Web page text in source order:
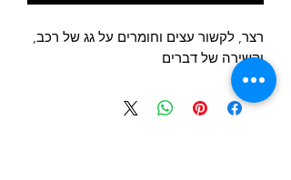
רצר, לקשור עצים וחומרים על גג של רכב,
וקשירה של דברים